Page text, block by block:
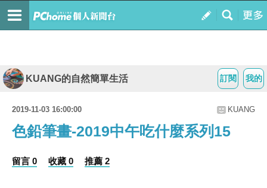
我的
訂閱
KUANG的自然簡單生活
2019-11-03 16:00:00 KUANG
色鉛筆畫-2019中午吃什麼系列15
留言 0 收藏 0 推薦 2